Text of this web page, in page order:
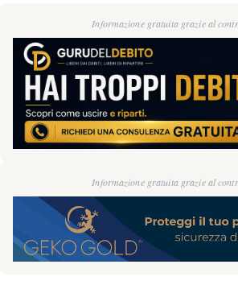
Informazione gratuita grazie al
Informazione gratuita grazie al